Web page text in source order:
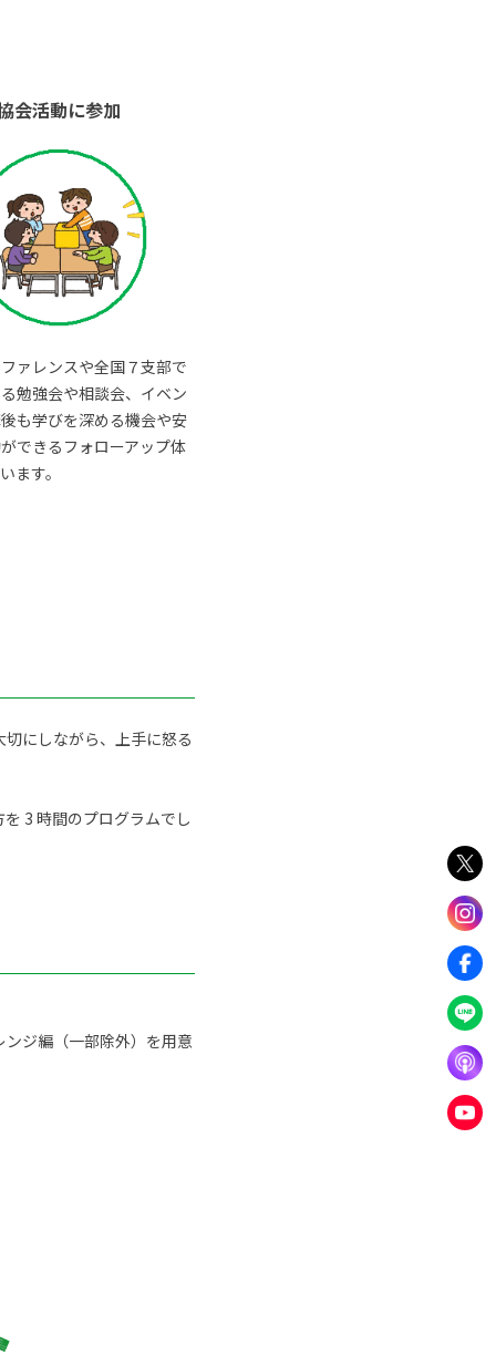
会活動に参加
ァレンスや全国７支部で
勉強会や相談会、イベン
も学びを深める機会や安
できるフォローアップ体
ます。
にしながら、上手に怒る
3 時間のプログラムでし
ジ編（一部除外）を用意